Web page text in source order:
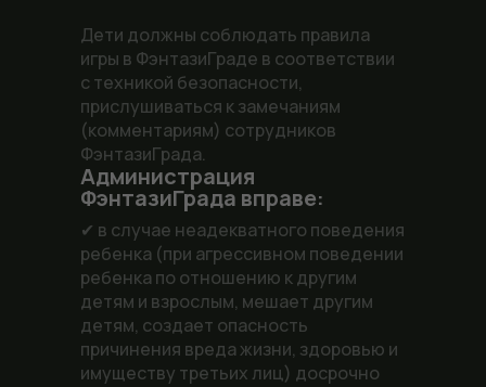
Дети должны соблюдать правила
игры в ФэнтазиГраде в соответствии
с техникой безопасности,
прислушиваться к замечаниям
(комментариям) сотрудников
ФэнтазиГрада.
Администрация
ФэнтазиГрада вправе:
✔ в случае неадекватного поведения
ребенка (при агрессивном поведении
ребенка по отношению к другим
детям и взрослым, мешает другим
детям, создает опасность
причинения вреда жизни, здоровью и
имуществу третьих лиц) досрочно